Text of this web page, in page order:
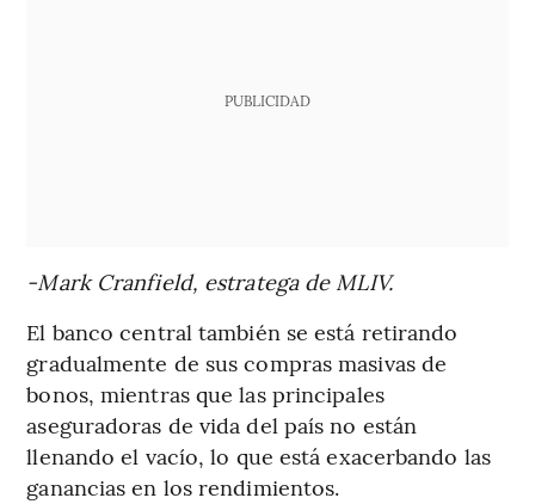
PUBLICIDAD
-Mark Cranfield, estratega de MLIV.
El banco central también se está retirando
gradualmente de sus compras masivas de
bonos, mientras que las principales
aseguradoras de vida del país no están
llenando el vacío, lo que está exacerbando las
ganancias en los rendimientos.